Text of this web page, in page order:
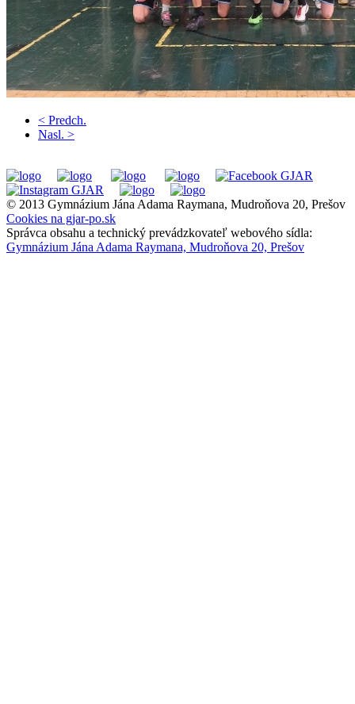
< Predch.
Nasl. >
© 2013 Gymnázium Jána Adama Raymana, Mudroňova 20, Prešov
Cookies na gjar-po.sk
Správca obsahu a technický prevádzkovateľ webového sídla:
Gymnázium Jána Adama Raymana, Mudroňova 20, Prešov